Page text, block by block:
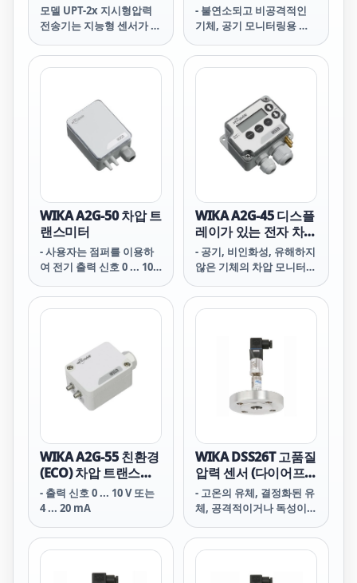
모델 UPT-2x 지시형압력
전송기는 지능형 센서가 필
개발되었습니다. 특히 통합
된 온도 보상 기능은 다양
압력전송기를 적용할 수 있
도록 합니다.
- 불연소되고 비공격적인
기체, 공기 모니터링용 듀
WIKA A2G-50 차압 트
랜스미터
- 사용자는 점퍼를 이용하
여 전기 출력 신호 0 ... 10 V
서 직접 선택 가능함
WIKA A2G-45 디스플
레이가 있는 전자 차압
트랜스미터 및 스위치
- 공기, 비인화성, 유해하지
않은 기체의 차압 모니터링
WIKA A2G-55 친환경
(ECO) 차압 트랜스미
터
- 출력 신호 0 ... 10 V 또는
4 ... 20 mA
WIKA DSS26T 고품질
압력 센서 (다이어프
램 씰 마운트)
- 고온의 유체, 결정화된 유
체, 공격적이거나 독성이